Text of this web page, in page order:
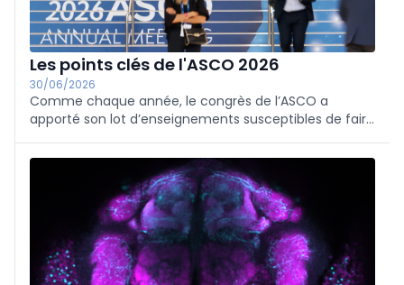
Les points clés de l'ASCO 2026
30/06/2026
Comme chaque année, le congrès de l’ASCO a
apporté son lot d’enseignements susceptibles de faire
sélectionné les interventions les plus susceptibles
d’influencer la prise en charge en Belgique.